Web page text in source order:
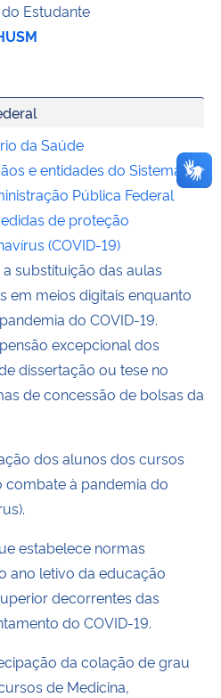
Estudante
da Saúde
e entidades do Sistema de
Pública Federal
de proteção
(COVID-19)
substituição das aulas
em meios digitais enquanto
do COVID-19.
excepcional dos
dissertação ou tese no
de concessão de bolsas da
dos alunos dos cursos
combate à pandemia do
estabelece normas
ano letivo da educação
decorrentes das
do COVID-19.
da colação de grau
de Medicina,